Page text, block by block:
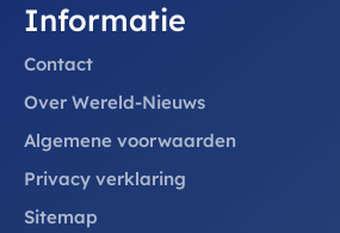
Informatie
Contact
Over Wereld-Nieuws
Algemene voorwaarden
Privacy verklaring
Sitemap